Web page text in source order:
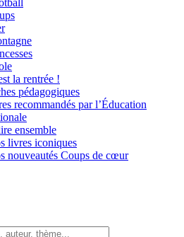
la rentrée !
pédagogiques
recommandés par l’Éducation
ensemble
livres iconiques
nouveautés Coups de cœur